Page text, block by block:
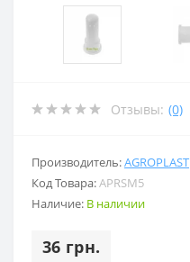
Отзывы: (0)
Производитель:AGROPLAST
Код Товара:APRSM5
Наличие: В наличии
36 грн.